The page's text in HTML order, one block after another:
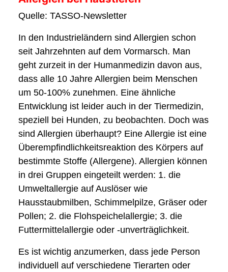
Quelle: TASSO-Newsletter
In den Industrieländern sind Allergien schon
seit Jahrzehnten auf dem Vormarsch. Man
geht zurzeit in der Humanmedizin davon aus,
dass alle 10 Jahre Allergien beim Menschen
um 50-100% zunehmen. Eine ähnliche
Entwicklung ist leider auch in der Tiermedizin,
speziell bei Hunden, zu beobachten. Doch was
sind Allergien überhaupt? Eine Allergie ist eine
Überempfindlichkeitsreaktion des Körpers auf
bestimmte Stoffe (Allergene). Allergien können
in drei Gruppen eingeteilt werden: 1. die
Umweltallergie auf Auslöser wie
Hausstaubmilben, Schimmelpilze, Gräser oder
Pollen; 2. die Flohspeichelallergie; 3. die
Futtermittelallergie oder -unverträglichkeit.
Es ist wichtig anzumerken, dass jede Person
individuell auf verschiedene Tierarten oder